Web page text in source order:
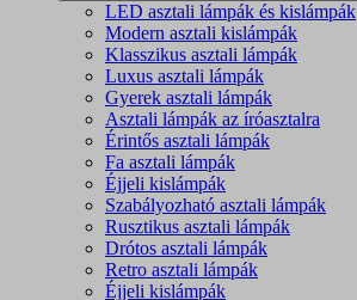
LED asztali lámpák és kislámpák
Modern asztali kislámpák
Klasszikus asztali lámpák
Luxus asztali lámpák
Gyerek asztali lámpák
Asztali lámpák az íróasztalra
Érintős asztali lámpák
Fa asztali lámpák
Éjjeli kislámpák
Szabályozható asztali lámpák
Rusztikus asztali lámpák
Drótos asztali lámpák
Retro asztali lámpák
Éjjeli kislámpák